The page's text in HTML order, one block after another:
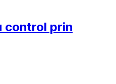
control prin